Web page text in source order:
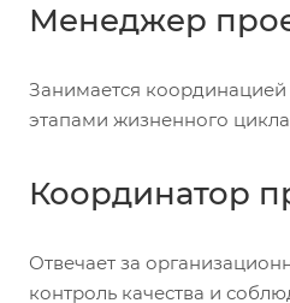
Менеджер
Занимается
этапами жизненного
Координатор
Отвечает за
контроль качества и